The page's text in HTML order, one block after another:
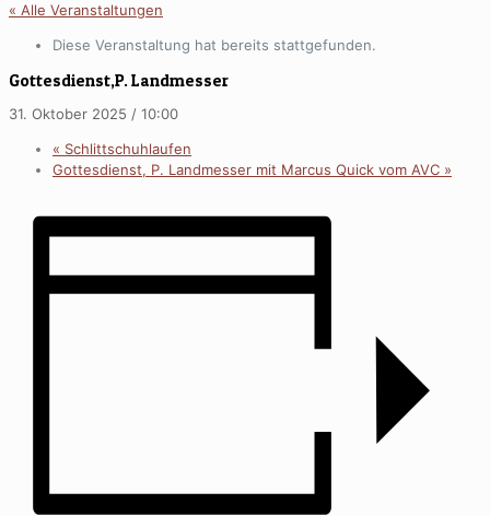
« Alle Veranstaltungen
Diese Veranstaltung hat bereits stattgefunden.
Gottesdienst,P. Landmesser
31. Oktober 2025 / 10:00
« Schlittschuhlaufen
Gottesdienst, P. Landmesser mit Marcus Quick vom AVC »